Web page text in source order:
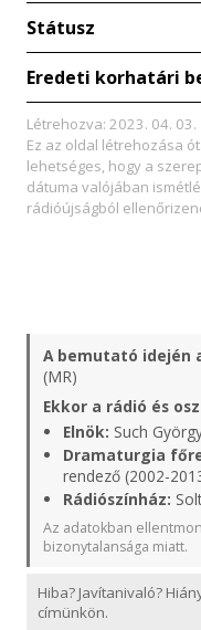
Státusz
Eredeti korhatári
Létrehozva: 2023. 04. 03.
Ez az oldal létrehozása
lehetséges, hogy a
dátuma valójában
rádióújságból
A bemutató idején
(MR)
Ekkor a rádió és
Elnök: Such
Dramaturgia
rendező (2002-
Rádiószínház:
Az adatokban
bizonytalansága miatt.
Hiba? Javítanivaló?
címünkön.